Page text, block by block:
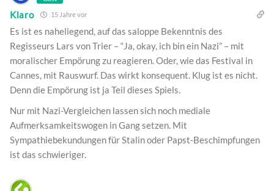
Klaro 15 Jahre vor
Es ist es naheliegend, auf das saloppe Bekenntnis des
Regisseurs Lars von Trier – “Ja, okay, ich bin ein Nazi” – mit
moralischer Empörung zu reagieren. Oder, wie das Festival in
Cannes, mit Rauswurf. Das wirkt konsequent. Klug ist es nicht.
Denn die Empörung ist ja Teil dieses Spiels.
Nur mit Nazi-Vergleichen lassen sich noch mediale
Aufmerksamkeitswogen in Gang setzen. Mit
Sympathiebekundungen für Stalin oder Papst-Beschimpfungen
ist das schwieriger.